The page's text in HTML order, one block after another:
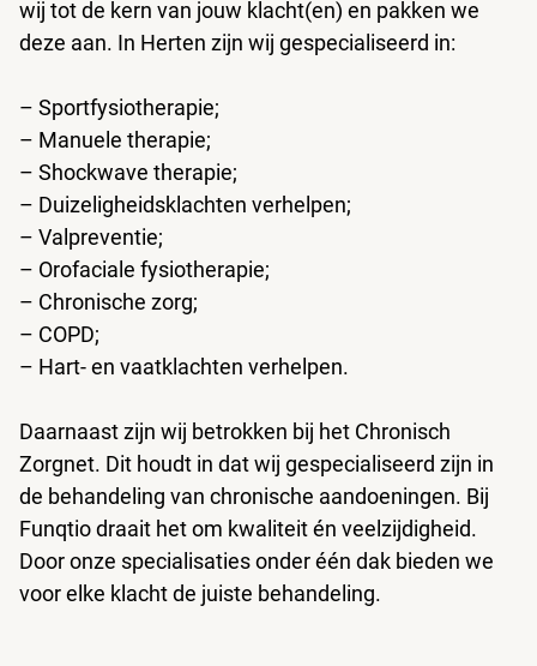
wij tot de kern van jouw klacht(en) en pakken we
deze aan. In Herten zijn wij gespecialiseerd in:
– Sportfysiotherapie;
– Manuele therapie;
– Shockwave therapie;
– Duizeligheidsklachten verhelpen;
– Valpreventie;
– Orofaciale fysiotherapie;
– Chronische zorg;
– COPD;
– Hart- en vaatklachten verhelpen.
Daarnaast zijn wij betrokken bij het Chronisch
Zorgnet. Dit houdt in dat wij gespecialiseerd zijn in
de behandeling van chronische aandoeningen. Bij
Funqtio draait het om kwaliteit én veelzijdigheid.
Door onze specialisaties onder één dak bieden we
voor elke klacht de juiste behandeling.